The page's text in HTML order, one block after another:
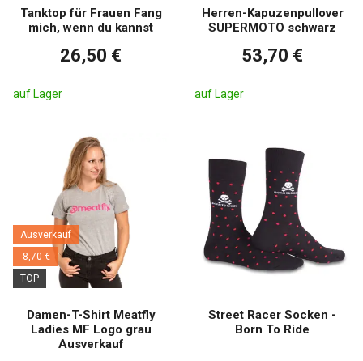
Tanktop für Frauen Fang
mich, wenn du kannst
26,50 €
auf Lager
Herren-Kapuzenpullover
SUPERMOTO schwarz
53,70 €
auf Lager
Ausverkauf
-8,70 €
TOP
Damen-T-Shirt Meatfly
Ladies MF Logo grau
Ausverkauf
Street Racer Socken -
Born To Ride